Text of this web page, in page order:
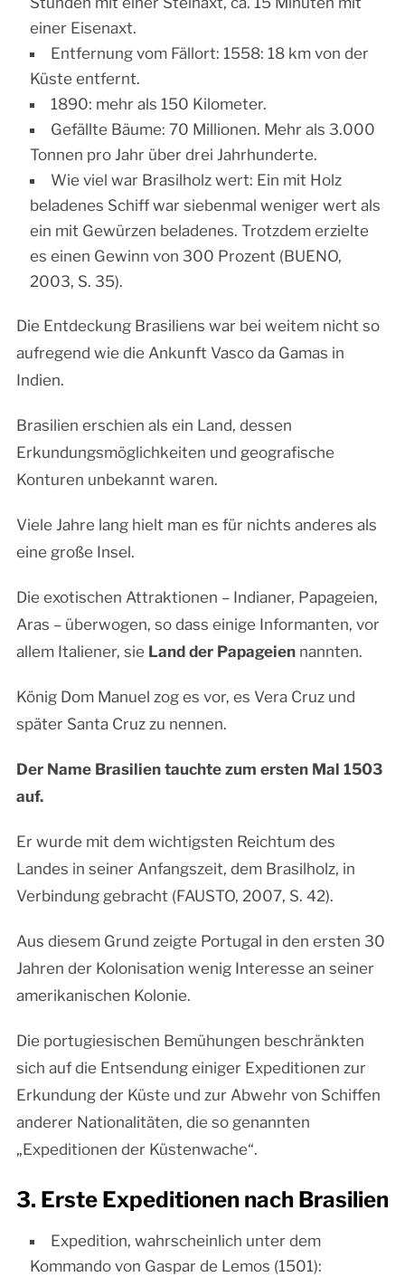
einer Eisenaxt.
Entfernung vom Fällort: 1558: 18 km von der
Küste entfernt.
1890: mehr als 150 Kilometer.
Gefällte Bäume: 70 Millionen. Mehr als 3.000
Tonnen pro Jahr über drei Jahrhunderte.
Wie viel war Brasilholz wert: Ein mit Holz
beladenes Schiff war siebenmal weniger wert als
ein mit Gewürzen beladenes. Trotzdem erzielte
es einen Gewinn von 300 Prozent (BUENO,
2003, S. 35).
Die Entdeckung Brasiliens war bei weitem nicht so
aufregend wie die Ankunft Vasco da Gamas in
Indien.
Brasilien erschien als ein Land, dessen
Erkundungsmöglichkeiten und geografische
Konturen unbekannt waren.
Viele Jahre lang hielt man es für nichts anderes als
eine große Insel.
Die exotischen Attraktionen – Indianer, Papageien,
Aras – überwogen, so dass einige Informanten, vor
allem Italiener, sie Land der Papageiennannten.
König Dom Manuel zog es vor, es Vera Cruz und
später Santa Cruz zu nennen.
Der Name Brasilien tauchte zum ersten Mal 1503
auf.
Er wurde mit dem wichtigsten Reichtum des
Landes in seiner Anfangszeit, dem Brasilholz, in
Verbindung gebracht (FAUSTO, 2007, S. 42).
Aus diesem Grund zeigte Portugal in den ersten 30
Jahren der Kolonisation wenig Interesse an seiner
amerikanischen Kolonie.
Die portugiesischen Bemühungen beschränkten
sich auf die Entsendung einiger Expeditionen zur
Erkundung der Küste und zur Abwehr von Schiffen
anderer Nationalitäten, die so genannten
„Expeditionen der Küstenwache“.
3. Erste Expeditionen nach Brasilien
Expedition, wahrscheinlich unter dem
Kommando von Gaspar de Lemos (1501):